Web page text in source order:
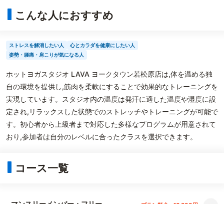
こんな人におすすめ
ストレスを解消したい人
心とカラダを健康にしたい人
姿勢・腰痛・肩こりが気になる人
ホットヨガスタジオ LAVA ヨークタウン若松原店は,体を温める独
自の環境を提供し,筋肉を柔軟にすることで効果的なトレーニングを
実現しています。スタジオ内の温度は発汗に適した温度や湿度に設
定され,リラックスした状態でのストレッチやトレーニングが可能で
す。初心者から上級者まで対応した多様なプログラムが用意されて
おり,参加者は自分のレベルに合ったクラスを選択できます。
コース一覧